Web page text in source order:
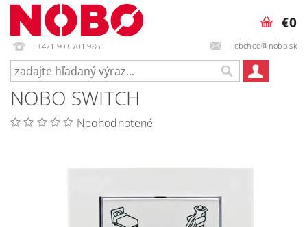
+421 903 701 986 obchod@nobo.sk
€0
NOBO SWITCH
Neohodnotené